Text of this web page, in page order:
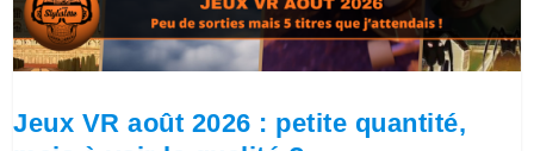
Jeux VR août 2026 : petite quantité,